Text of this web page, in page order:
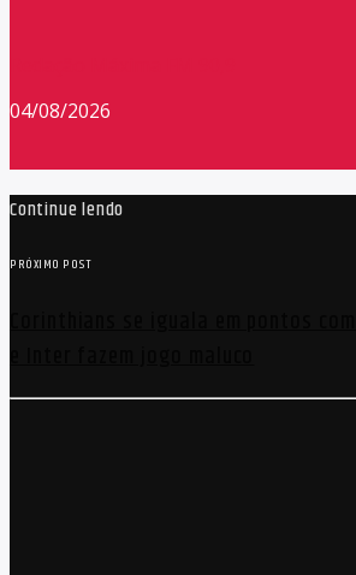
04/08/2026
Continue lendo
PRÓXIMO POST